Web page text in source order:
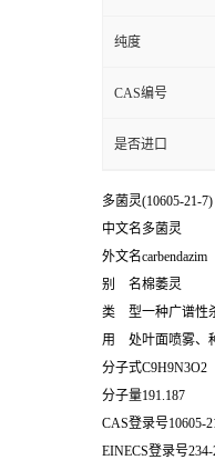
纯度
CAS编号
是否进口
多菌灵(10605-21-
中文名多菌灵
外文名carbendazim
别 名棉萎灵
类 型一种广谱性
用 处叶面喷雾、
分子式C9H9N3O2
分子量191.187
CAS登录号10605-
EINECS登录号234-